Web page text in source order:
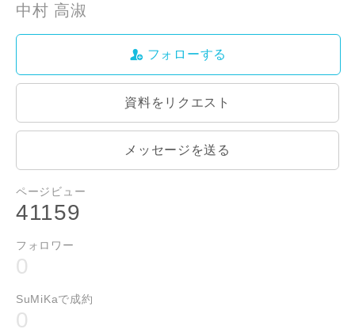
中村 高淑
フォローする
資料をリクエスト
メッセージを送る
ページビュー
41159
フォロワー
0
SuMiKaで成約
0